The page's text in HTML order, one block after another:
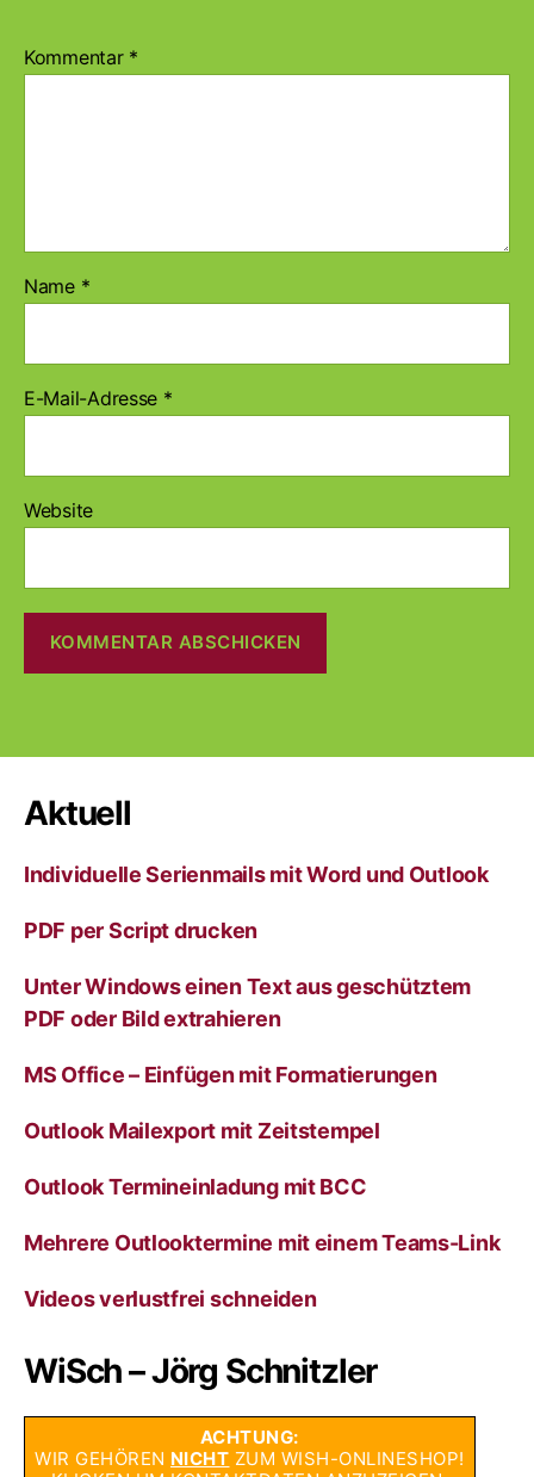
Kommentar *
Name *
E-Mail-Adresse *
Website
t
r
n
v
Aktuell
Individuelle Serienmails mit Word und Outlook
PDF per Script drucken
Unter Windows einen Text aus geschütztem
PDF oder Bild extrahieren
MS Office – Einfügen mit Formatierungen
Outlook Mailexport mit Zeitstempel
Outlook Termineinladung mit BCC
Mehrere Outlooktermine mit einem Teams-Link
Videos verlustfrei schneiden
WiSch – Jörg Schnitzler
ACHTUNG:
WIR GEHÖREN NICHT ZUM WISH-ONLINESHOP!